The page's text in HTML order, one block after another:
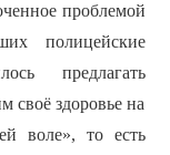
проблемой
полицейские
предлагать
своё здоровье на
воле», то есть